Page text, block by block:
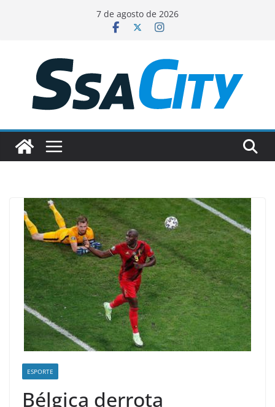
conteúdo
7 de agosto de 2026
ESPORTE
Bélgica derrota